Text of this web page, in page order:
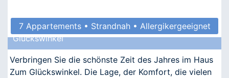
7 Appartements • Strandnah • Allergikergeeignet
Glückswinkel
Verbringen Sie die schönste Zeit des Jahres im Haus
Zum Glückswinkel. Die Lage, der Komfort, die vielen